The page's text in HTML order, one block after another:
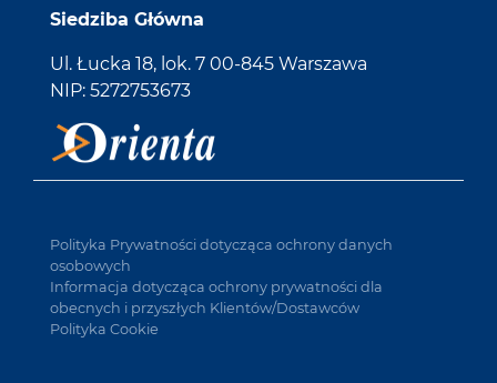
Siedziba Główna
Ul. Łucka 18, lok. 7 00-845 Warszawa
NIP: 5272753673
Polityka Prywatności dotycząca ochrony danych
osobowych
Informacja dotycząca ochrony prywatności dla
obecnych i przyszłych Klientów/Dostawców
Polityka Cookie